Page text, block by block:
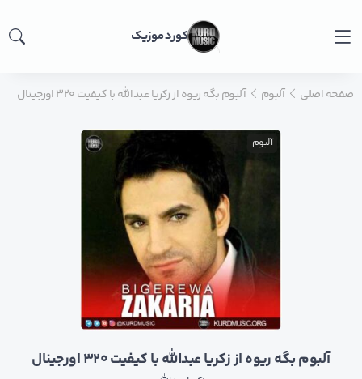
کورد موزیک
صفحه اصلی آلبوم آلبوم بگه ریوه از زکریا عبدالله با کیفیت ۳۲۰ اورجینال
آلبوم
آلبوم بگه ریوه از زکریا عبدالله با کیفیت ۳۲۰ اورجینال